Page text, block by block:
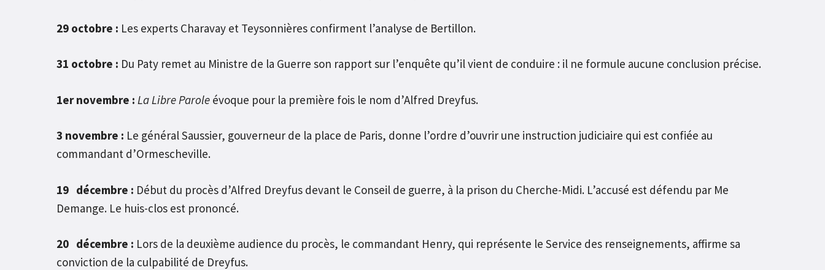
29 octobre : Les experts Charavay et Teysonnières confirment l’analyse de Bertillon.
31 octobre : Du Paty remet au Ministre de la Guerre son rapport sur l’enquête qu’il vient de conduire : il ne formule aucune conclusion précise.
1er novembre : La Libre Parole évoque pour la première fois le nom d’Alfred Dreyfus.
3 novembre : Le général Saussier, gouverneur de la place de Paris, donne l’ordre d’ouvrir une instruction judiciaire qui est confiée au
commandant d’Ormescheville.
19 décembre : Début du procès d’Alfred Dreyfus devant le Conseil de guerre, à la prison du Cherche-Midi. L’accusé est défendu par Me
Demange. Le huis-clos est prononcé.
20 décembre : Lors de la deuxième audience du procès, le commandant Henry, qui représente le Service des renseignements, affirme sa
conviction de la culpabilité de Dreyfus.